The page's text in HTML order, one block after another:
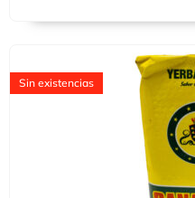
Sin existencias